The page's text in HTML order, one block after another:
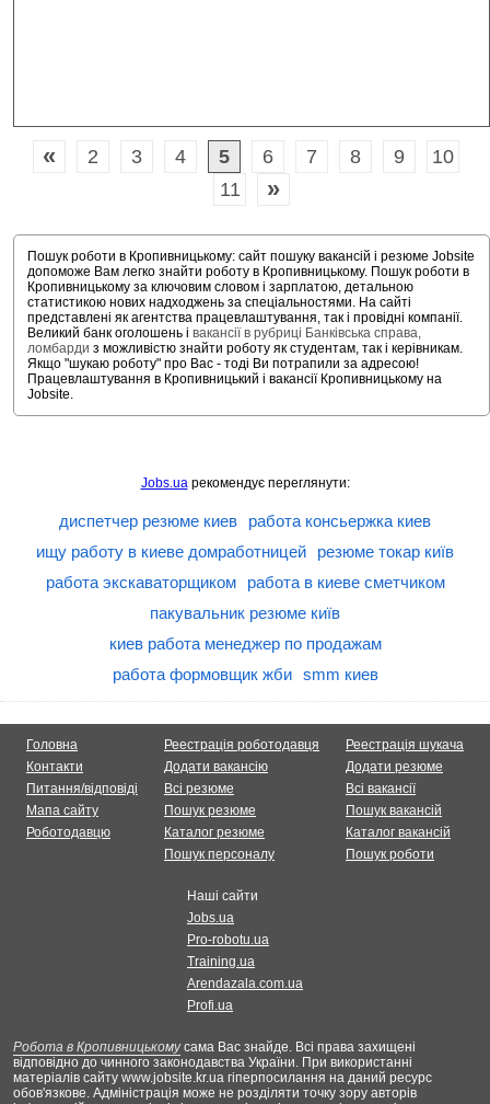
« 2 3 4 5 6 7 8 9
10
11
»
Пошук роботи в Кропивницькому: сайт пошуку вакансій і резюме Jobsite
допоможе Вам легко знайти роботу в Кропивницькому. Пошук роботи в
Кропивницькому за ключовим словом і зарплатою, детальною
статистикою нових надходжень за спеціальностями. На сайті
представлені як агентства працевлаштування, так і провідні компанії.
Великий банк оголошень і вакансії в рубриці Банківська справа,
ломбарди з можливістю знайти роботу як студентам, так і керівникам.
Якщо "шукаю роботу" про Вас - тоді Ви потрапили за адресою!
Працевлаштування в Кропивницький і вакансії Кропивницькому на
Jobsite.
Jobs.uaрекомендує переглянути:
диспетчер резюме киев
работа консьержка киев
ищу работу в киеве домработницей
резюме токар київ
работа экскаваторщиком
работа в киеве сметчиком
пакувальник резюме київ
киев работа менеджер по продажам
работа формовщик жби
smm киев
Головна
Контакти
Питання/відповіді
Мапа сайту
Роботодавцю
Реестрація роботодавця
Додати вакансію
Всі резюме
Пошук резюме
Каталог резюме
Пошук персоналу
Реестрація шукача
Додати резюме
Всі вакансії
Пошук вакансій
Каталог вакансій
Пошук роботи
Наші сайти
Jobs.ua
Pro-robotu.ua
Training.ua
Arendazala.com.ua
Profi.ua
Робота в Кропивницькомусама Вас знайде. Всі права захищені
відповідно до чинного законодавства України. При використанні
матеріалів сайту www.jobsite.kr.ua гіперпосилання на даний ресурс
обов'язкове. Адміністрація може не розділяти точку зору авторів